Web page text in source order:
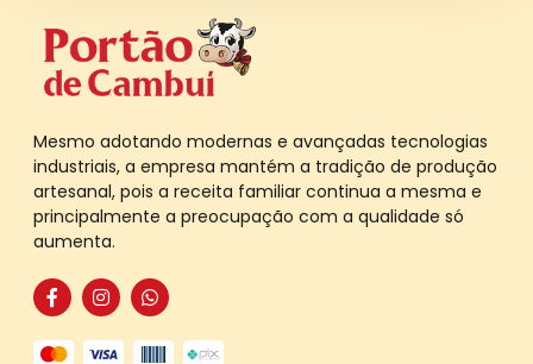
Mesmo adotando modernas e avançadas tecnologias
industriais, a empresa mantém a tradição de produção
artesanal, pois a receita familiar continua a mesma e
principalmente a preocupação com a qualidade só
aumenta.